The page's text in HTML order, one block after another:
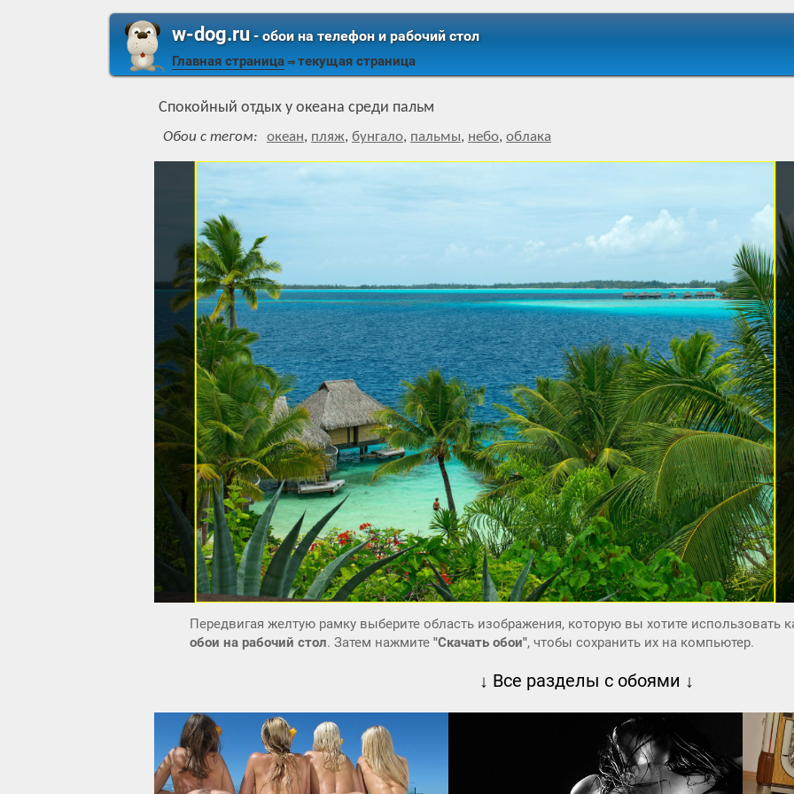
w-dog.ru- обои на телефон и рабочий стол
Главная страница ⇒ текущая страница
Спокойный отдых у океана среди пальм
Обои с тегом: океан, пляж, бунгало, пальмы, небо, облака
Передвигая желтую рамку выберите область изображения, которую вы хотите использовать
обои на рабочий стол. Затем нажмите "Скачать обои", чтобы сохранить их на компьютер.
↓ Все разделы с обоями ↓